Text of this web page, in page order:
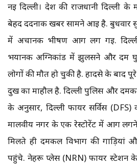
नई दिल्ली। देश की राजधानी दिल्ली
बेहद दर्दनाक खबर सामने आई है. बुधवार
में अचानक भीषण आग लग गई.
भयानक अग्निकांड में झुलसने और दम
लोगों की मौत हो चुकी है. हादसे के बाद
दुख का माहौल है. दिल्ली पुलिस और
के अनुसार, दिल्ली फायर सर्विस
मालवीय नगर के एक रेस्टोरेंट में आग
मिलते ही दमकल विभाग की गाड़ियां
पहुंचे. नेहरू प्लेस (NRN) फायर स्टेशन